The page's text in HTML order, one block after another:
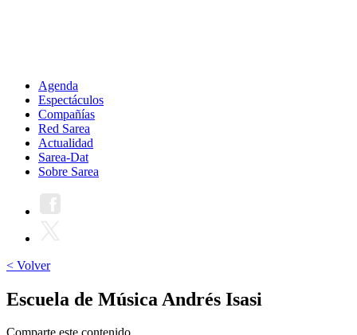
Agenda
Espectáculos
Compañías
Red Sarea
Actualidad
Sarea-Dat
Sobre Sarea
< Volver
Escuela de Música Andrés Isasi